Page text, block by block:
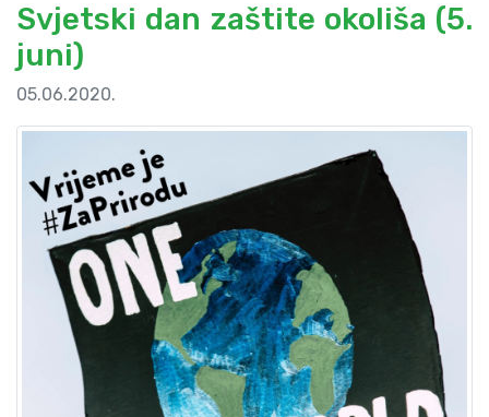
Svjetski dan zaštite okoliša (5.
juni)
05.06.2020.